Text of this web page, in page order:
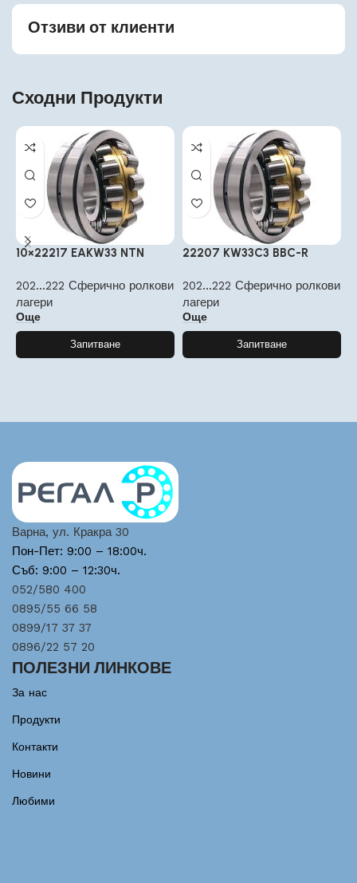
Отзиви от клиенти
Сходни Продукти
10×22217 EAKW33 NTN
202...222 Сферично ролкови
лагери
Още
Запитване
22207 KW33C3 BBC-R
202...222 Сферично ролкови
лагери
Още
Запитване
Варна, ул. Кракра 30
Пон-Пет: 9:00 – 18:00ч.
Съб: 9:00 – 12:30ч.
052/580 400
0895/55 66 58
0899/17 37 37
0896/22 57 20
ПОЛЕЗНИ ЛИНКОВЕ
За нас
Продукти
Контакти
Новини
Любими